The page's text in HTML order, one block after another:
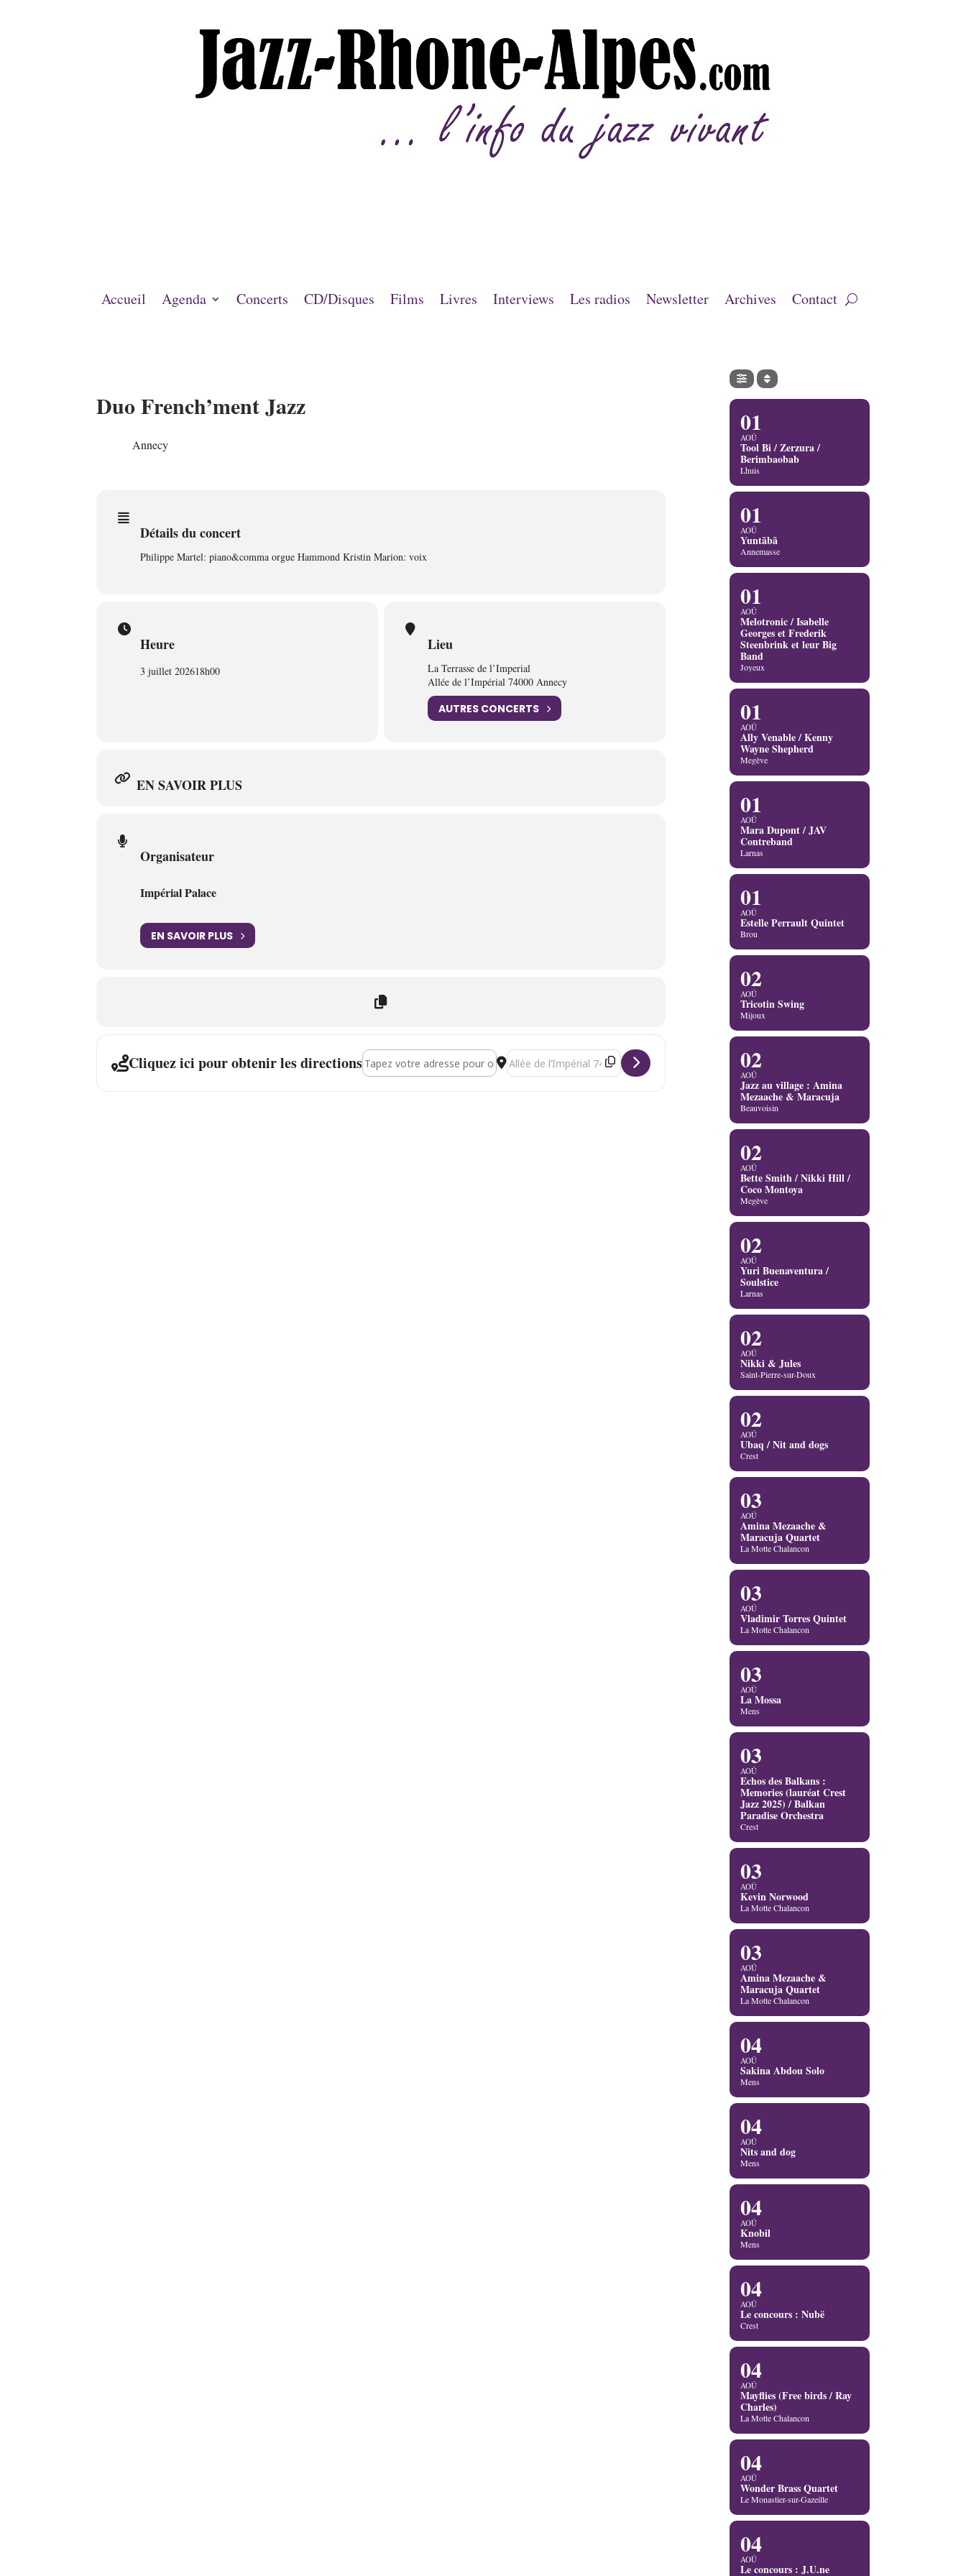
Accueil Agenda Concerts CD/Disques Films Livres Interviews Les radios Newsletter Archives Contact
Duo French’ment Jazz
Annecy
Détails du concert
Philippe Martel: piano&comma orgue Hammond Kristin Marion: voix
Heure
3 juillet 202618h00
Lieu
La Terrasse de l’Imperial
Allée de l’Impérial 74000 Annecy
AUTRES CONCERTS
EN SAVOIR PLUS
Organisateur
Impérial Palace
EN SAVOIR PLUS
Cliquez ici pour obtenir les directionsAddress - Duo French’ment Jazz [cC8LPY1PX]Destination Address - Duo French’ment Jazz [4Ci4Yv0IO]
01
AOÛ
Tool Bi / Zerzura /
Berimbaobab
Lhuis
01
AOÛ
Yuntãbã
Annemasse
01
AOÛ
Melotronic / Isabelle
Georges et Frederik
Steenbrink et leur Big
Band
Joyeux
01
AOÛ
Ally Venable / Kenny
Wayne Shepherd
Megève
01
AOÛ
Mara Dupont / JAV
Contreband
Larnas
01
AOÛ
Estelle Perrault Quintet
Brou
02
AOÛ
Tricotin Swing
Mijoux
02
AOÛ
Jazz au village : Amina
Mezaache & Maracuja
Beauvoisin
02
AOÛ
Bette Smith / Nikki Hill /
Coco Montoya
Megève
02
AOÛ
Yuri Buenaventura /
Soulstice
Larnas
02
AOÛ
Nikki & Jules
Saint-Pierre-sur-Doux
02
AOÛ
Ubaq / Nit and dogs
Crest
03
AOÛ
Amina Mezaache &
Maracuja Quartet
La Motte Chalancon
03
AOÛ
Vladimir Torres Quintet
La Motte Chalancon
03
AOÛ
La Mossa
Mens
03
AOÛ
Echos des Balkans :
Memories (lauréat Crest
Jazz 2025) / Balkan
Paradise Orchestra
Crest
03
AOÛ
Kevin Norwood
La Motte Chalancon
03
AOÛ
Amina Mezaache &
Maracuja Quartet
La Motte Chalancon
04
AOÛ
Sakina Abdou Solo
Mens
04
AOÛ
Nits and dog
Mens
04
AOÛ
Knobil
Mens
04
AOÛ
Le concours : Nubë
Crest
04
AOÛ
Mayflies (Free birds / Ray
Charles)
La Motte Chalancon
04
AOÛ
Wonder Brass Quartet
Le Monastier-sur-Gazeille
04
AOÛ
Le concours : J.U.ne